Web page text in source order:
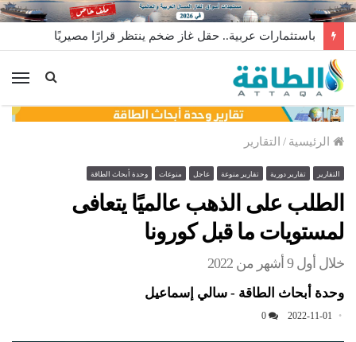
باستثمارات عربية.. حقل غاز ضخم ينتظر قرارًا مصيريًا
الرئيسية / التقارير
التقارير تقارير دورية تقارير منوعة عاجل منوعات وحدة أبحاث الطاقة
الطلب على الذهب عالميًا يتعافى
لمستويات ما قبل كورونا
خلال أول 9 أشهر من 2022
وحدة أبحاث الطاقة - سالي إسماعيل
2022-11-01
0